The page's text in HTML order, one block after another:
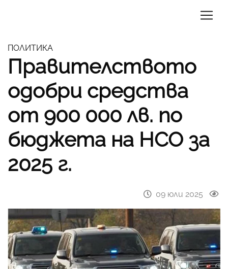
ПОЛИТИКА
Правителството
одобри средства
от 900 000 лв. по
бюджета на НСО за
2025 г.
09 юли 2025